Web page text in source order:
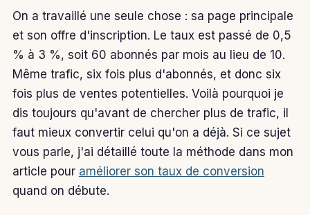
On a travaillé une seule chose : sa page principale
et son offre d'inscription. Le taux est passé de 0,5
% à 3 %, soit 60 abonnés par mois au lieu de 10.
Même trafic, six fois plus d'abonnés, et donc six
fois plus de ventes potentielles. Voilà pourquoi je
dis toujours qu'avant de chercher plus de trafic, il
faut mieux convertir celui qu'on a déjà. Si ce sujet
vous parle, j'ai détaillé toute la méthode dans mon
article pour améliorer son taux de conversion
quand on débute.